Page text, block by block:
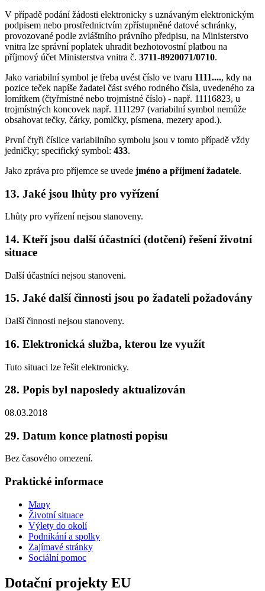
V případě podání žádosti elektronicky s uznávaným elektronickým
podpisem nebo prostřednictvím zpřístupněné datové schránky,
provozované podle zvláštního právního předpisu, na Ministerstvo
vnitra lze správní poplatek uhradit bezhotovostní platbou na
příjmový účet Ministerstva vnitra č. 3711-8920071/0710.
Jako variabilní symbol je třeba uvést číslo ve tvaru 1111...., kdy na
pozice teček napíše žadatel část svého rodného čísla, uvedeného za
lomítkem (čtyřmístné nebo trojmístné číslo) - např. 11116823, u
trojmístných koncovek např. 1111297 (variabilní symbol nemůže
obsahovat tečky, čárky, pomlčky, písmena, mezery apod.).
První čtyři číslice variabilního symbolu jsou v tomto případě vždy
jedničky; specifický symbol: 433.
Jako zpráva pro příjemce se uvede jméno a příjmení žadatele.
13. Jaké jsou lhůty pro vyřízení
Lhůty pro vyřízení nejsou stanoveny.
14. Kteří jsou další účastníci (dotčení) řešení životní
situace
Další účastníci nejsou stanoveni.
15. Jaké další činnosti jsou po žadateli požadovány
Další činnosti nejsou stanoveny.
16. Elektronická služba, kterou lze využít
Tuto situaci lze řešit elektronicky.
28. Popis byl naposledy aktualizován
08.03.2018
29. Datum konce platnosti popisu
Bez časového omezení.
Praktické informace
Mapy
Životní situace
Výlety do okolí
Podnikání a spolky
Zajímavé stránky
Sociální pomoc
Dotační projekty EU